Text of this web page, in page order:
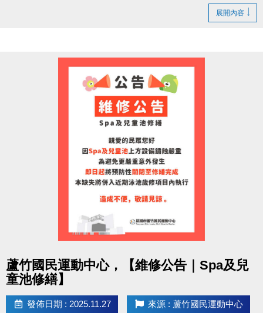
● 正取者請務必於期限內完成繳費，以維持承租資格
● 若正取者未於期限內完成繳費，將依序通知 備取名
● 承租權限限本人使用，不得轉讓
洽詢專線 : (03)263-9066 分機111
FB : @桃園市蘆竹國民運動中心
IG : @luzhusports
感謝大家支持蘆竹國民運動中心
讓我們一起讓愛車安心停、放心停！
展開內容
蘆竹國民運動中心，【維修公告｜Spa及兒
童池修繕】
發佈日期 : 2025.11.27 來源 : 蘆竹國民運動中心